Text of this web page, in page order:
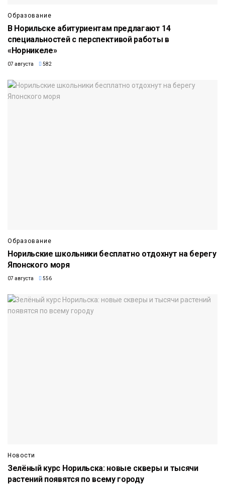
Образование
В Норильске абитуриентам предлагают 14
специальностей с перспективой работы в
«Норникеле»
07 августа 582
Образование
Норильские школьники бесплатно отдохнут на берегу
Японского моря
07 августа 556
Новости
Зелёный курс Норильска: новые скверы и тысячи
растений появятся по всему городу